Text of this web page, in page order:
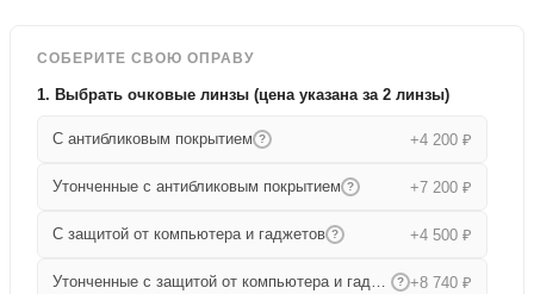
СОБЕРИТЕ СВОЮ ОПРАВУ
1. Выбрать очковые линзы (цена указана за 2 линзы)
С антибликовым покрытием ? +4 200 ₽
Утонченные с антибликовым покрытием ? +7 200 ₽
С защитой от компьютера и гаджетов ? +4 500 ₽
Утонченные с защитой от компьютера и гаджетов ? +8 740 ₽